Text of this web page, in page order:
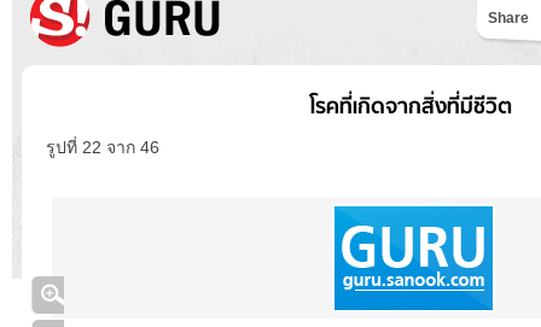
Share
โรคที่เกิดจากสิ่งที่มีชีวิต
รูปที่ 22 จาก 46